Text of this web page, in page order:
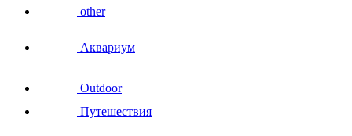
other
Аквариум
Outdoor
Путешествия